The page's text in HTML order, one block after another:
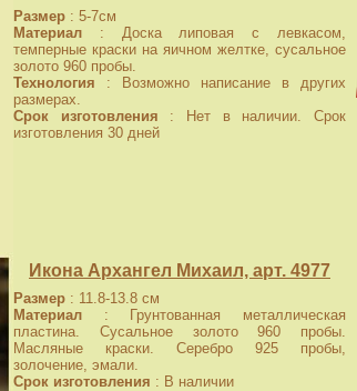
Размер : 5-7см
Материал : Доска липовая с левкасом,
темперные краски на яичном желтке, сусальное
золото 960 пробы.
Технология : Возможно написание в других
размерах.
Срок изготовления : Нет в наличии. Срок
изготовления 30 дней
Икона Архангел Михаил, арт. 4977
Размер : 11.8-13.8 см
Материал : Грунтованная металлическая
пластина. Сусальное золото 960 пробы.
Масляные краски. Серебро 925 пробы,
золочение, эмали.
Срок изготовления : В наличии